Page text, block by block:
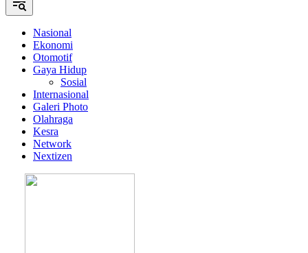
Nasional
Ekonomi
Otomotif
Gaya Hidup
Sosial
Internasional
Galeri Photo
Olahraga
Kesra
Network
Nextizen